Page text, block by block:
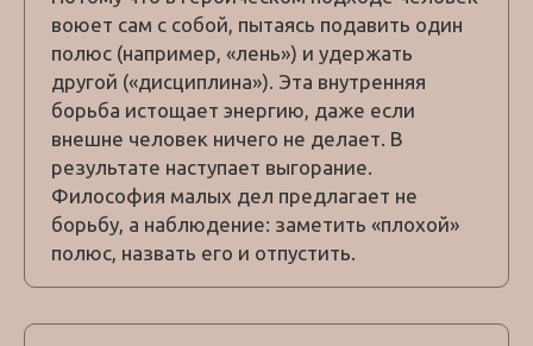
воюет сам с собой, пытаясь подавить один
полюс (например, «лень») и удержать
другой («дисциплина»). Эта внутренняя
борьба истощает энергию, даже если
внешне человек ничего не делает. В
результате наступает выгорание.
Философия малых дел предлагает не
борьбу, а наблюдение: заметить «плохой»
полюс, назвать его и отпустить.